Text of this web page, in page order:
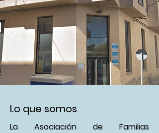
Lo que somos
La Asociación de Familias